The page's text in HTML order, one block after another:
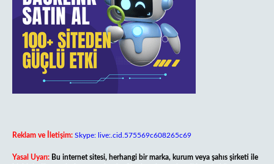
Reklam ve İletişim: Skype: live:.cid.575569c608265c69
Yasal Uyarı: Bu internet sitesi, herhangi bir marka, kurum veya şahıs şirketi ile